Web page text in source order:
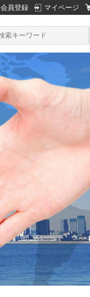
会員登録 マイページ